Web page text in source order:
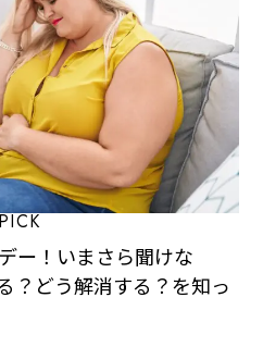
ー！いまさら聞けな
？どう解消する？を知っ